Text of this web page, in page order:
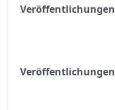
Veröffentlichungen
Veröffentlichungen